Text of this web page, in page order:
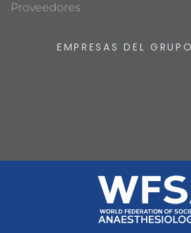
Proveedores
EMPRESAS DEL